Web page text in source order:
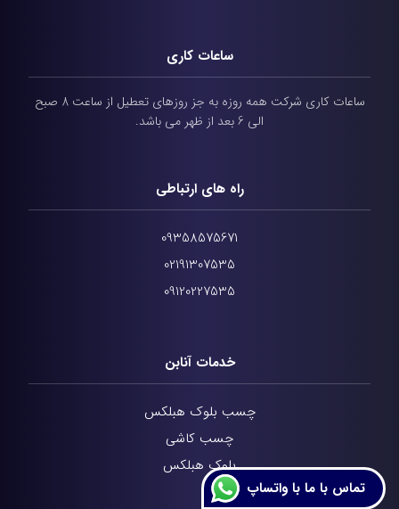
ساعات کاری
ساعات کاری شرکت همه روزه به جز روزهای تعطیل از ساعت 8 صبح
الی 6 بعد از ظهر می باشد.
راه های ارتباطی
09358575671
02191307535
09120227535
خدمات آنابن
چسب بلوک هبلکس
چسب کاشی
بلوک هبلکس
تماس با ما با واتساپ